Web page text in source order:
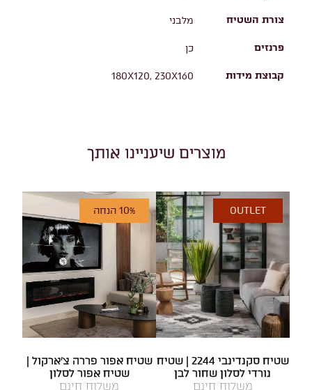
צורת השטיח מלבני
פרנזים כן
קבוצת מידות 180X120, 230X160
מוצרים שיעניינו אותך
OUTLET
שטיח סקנדינבי 2244 | שטיח
נורדי לסלון שחור לבן
משלוח חינם
10% הנחה
שטיח אפור פררה צ'ארקול |
שטיח אפור לסלון
משלוח חינם